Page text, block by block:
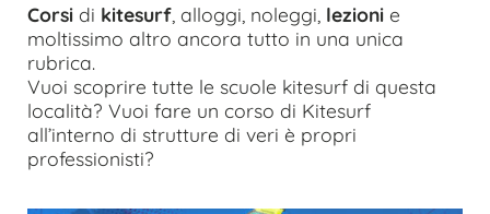
Corsi di kitesurf , alloggi, noleggi, lezioni e
moltissimo altro ancora tutto in una unica
rubrica.
Vuoi scoprire tutte le scuole kitesurf di questa
località? Vuoi fare un corso di Kitesurf
all’interno di strutture di veri è propri
professionisti?